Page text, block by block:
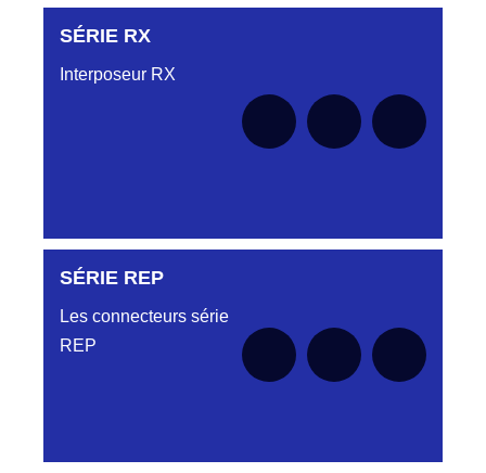
Aucune pièce disponible pour cette série pour
SÉRIE RX
Interposeur RX
Aucune pièce disponible pour cette série pour
SÉRIE REP
Les connecteurs série
REP